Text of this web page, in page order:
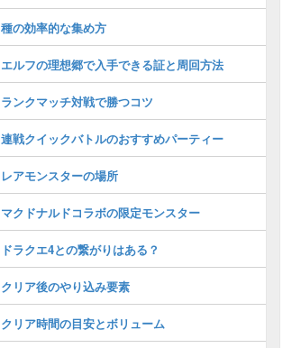
種の効率的な集め方
エルフの理想郷で入手できる証と周回方法
ランクマッチ対戦で勝つコツ
連戦クイックバトルのおすすめパーティー
レアモンスターの場所
マクドナルドコラボの限定モンスター
ドラクエ4との繋がりはある？
クリア後のやり込み要素
クリア時間の目安とボリューム